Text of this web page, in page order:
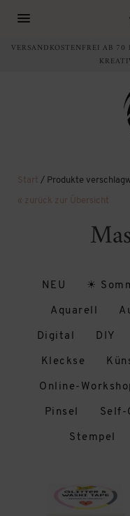
VERSANDKOSTENFREI AB
Start / Produkte
« zurück zur Übersicht
NEU ☀
Aquarell
Digital DIY
Kleckse
Online-
Pinsel Self-
Stempel